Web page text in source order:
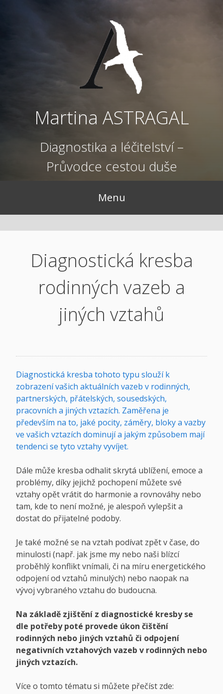
Martina ASTRAGAL
Diagnostika a léčitelství –
Průvodce cestou duše
Menu
Diagnostická kresba
rodinných vazeb a
jiných vztahů
Diagnostická kresba tohoto typu slouží k
zobrazení vašich aktuálních vazeb v rodinných,
partnerských, přátelských, sousedských,
pracovních a jiných vztazích. Zaměřena je
především na to, jaké pocity, záměry, bloky a vazby
ve vašich vztazích dominují a jakým způsobem mají
tendenci se tyto vztahy vyvíjet.
Dále může kresba odhalit skrytá ublížení, emoce a
problémy, díky jejichž pochopení můžete své
vztahy opět vrátit do harmonie a rovnováhy nebo
tam, kde to není možné, je alespoň vylepšit a
dostat do přijatelné podoby.
Je také možné se na vztah podívat zpět v čase, do
minulosti (např. jak jsme my nebo naši blízcí
proběhlý konflikt vnímali, či na míru energetického
odpojení od vztahů minulých) nebo naopak na
vývoj vybraného vztahu do budoucna.
Na základě zjištění z diagnostické kresby se
dle potřeby poté provede úkon čištění
rodinných nebo jiných vztahů či odpojení
negativních vztahových vazeb v rodinných nebo
jiných vztazích.
Více o tomto tématu si můžete přečíst zde: